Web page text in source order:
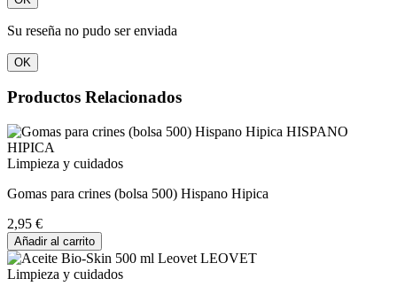
Su reseña no pudo ser enviada
OK
Productos Relacionados
Limpieza y cuidados
Gomas para crines (bolsa 500) Hispano Hipica
2,95 €
Añadir al carrito
Limpieza y cuidados